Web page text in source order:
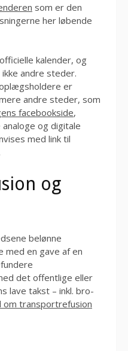
som er den
her løbende
kalender, og
andre steder.
er
andre steder, som
facebookside,
og digitale
med link til
og
belønne
en gave af en
det offentlige eller
lave takst – inkl. bro-
om transportrefusion